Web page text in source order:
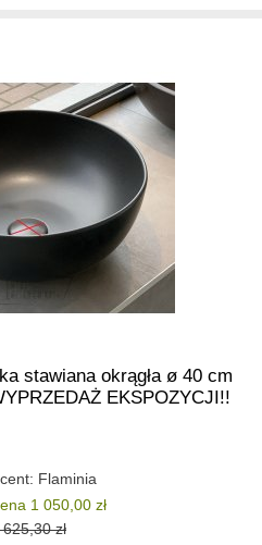
stawiana okrągła ø 40 cm
EKSPOZYCJI!!
Flaminia
1 050,00 zł
zł